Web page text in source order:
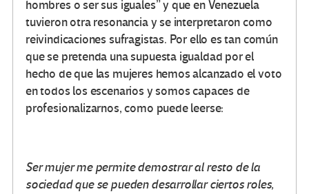
hombres o ser sus iguales” y que en Venezuela
tuvieron otra resonancia y se interpretaron como
reivindicaciones sufragistas. Por ello es tan común
que se pretenda una supuesta igualdad por el
hecho de que las mujeres hemos alcanzado el voto
en todos los escenarios y somos capaces de
profesionalizarnos, como puede leerse:
Ser mujer me permite demostrar al resto de la
sociedad que se pueden desarrollar ciertos roles,